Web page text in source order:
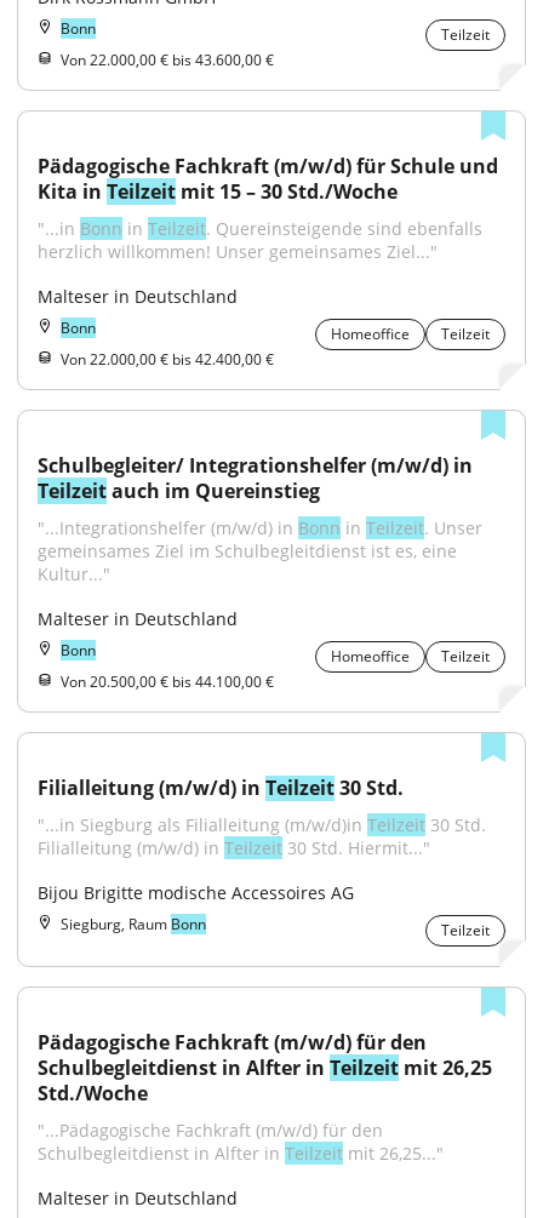
Bonn
Teilzeit
Von 22.000,00 € bis 43.600,00 €
Pädagogische Fachkraft (m/w/d) für Schule und
Kita in Teilzeit mit 15 – 30 Std./Woche
"...in Bonn in Teilzeit. Quereinsteigende sind ebenfalls
herzlich willkommen! Unser gemeinsames Ziel..."
Malteser in Deutschland
Bonn Homeoffice
Teilzeit
Von 22.000,00 € bis 42.400,00 €
Teilzeit auch im Quereinstieg
"...Integrationshelfer (m/w/d) in Bonn in Teilzeit. Unser
gemeinsames Ziel im Schulbegleitdienst ist es, eine
Kultur..."
Malteser in Deutschland
Bonn Homeoffice
Teilzeit
Von 20.500,00 € bis 44.100,00 €
Filialleitung (m/w/d) in Teilzeit 30 Std.
"...in Siegburg als Filialleitung (m/w/d)in Teilzeit 30 Std.
Filialleitung (m/w/d) in Teilzeit 30 Std. Hiermit..."
Bijou Brigitte modische Accessoires AG
Siegburg, Raum Bonn Teilzeit
Pädagogische Fachkraft (m/w/d) für den
Schulbegleitdienst in Alfter in Teilzeit mit 26,25
Std./Woche
"...Pädagogische Fachkraft (m/w/d) für den
Schulbegleitdienst in Alfter in Teilzeit mit 26,25..."
Malteser in Deutschland